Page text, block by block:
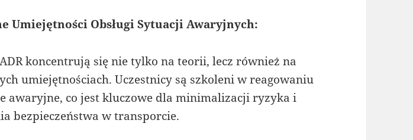
Umiejętności Obsługi Sytuacji Awaryjnych:
koncentrują się nie tylko na teorii, lecz również na
umiejętnościach. Uczestnicy są szkoleni w reagowaniu
awaryjne, co jest kluczowe dla minimalizacji ryzyka i
bezpieczeństwa w transporcie.